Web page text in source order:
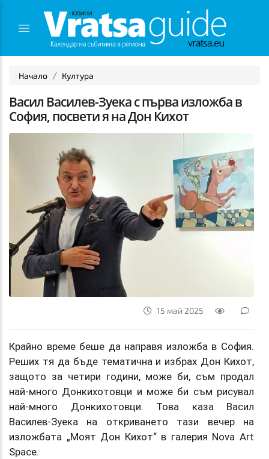
Начало Култура
Васил Василев-Зуека с първа изложба в
София, посвети я на Дон Кихот
15 май 2025
Крайно време беше да направя изложба в София.
Реших тя да бъде тематична и избрах Дон Кихот,
защото за четири години, може би, съм продал
най-много Донкихотовци и може би съм рисувал
най-много Донкихотовци. Това каза Васил
Василев-Зуека на откриването тази вечер на
изложбата „Моят Дон Кихот“ в галерия Nova Art
Space.